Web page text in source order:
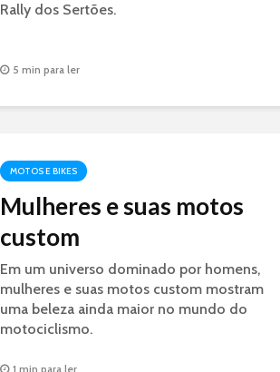
Rally dos Sertões.
5 min para ler
MOTOS E BIKES
Mulheres e suas motos
custom
Em um universo dominado por homens,
mulheres e suas motos custom mostram
uma beleza ainda maior no mundo do
motociclismo.
1 min para ler